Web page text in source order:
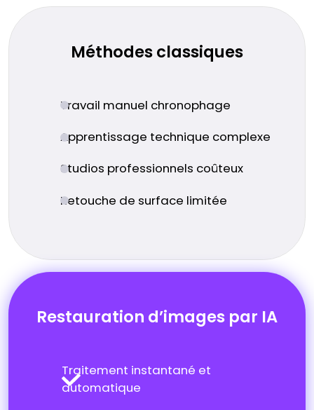
Méthodes classiques
Travail manuel chronophage
Apprentissage technique complexe
Studios professionnels coûteux
Retouche de surface limitée
Restauration d’images par IA
Traitement instantané et
automatique